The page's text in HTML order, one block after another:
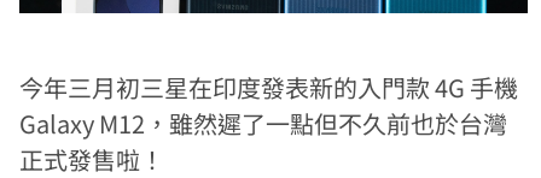
今年三月初三星在印度發表新的入門款 4G 手機
Galaxy M12，雖然遲了一點但不久前也於台灣
正式發售啦！